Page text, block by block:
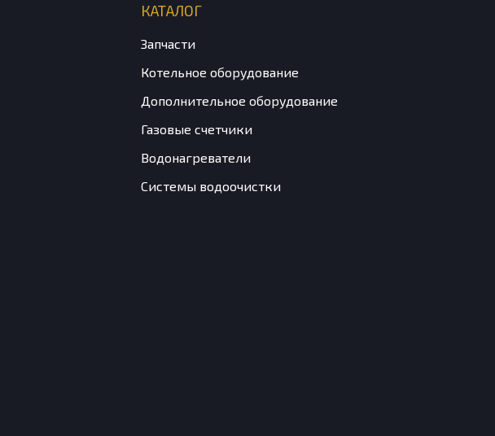
КАТАЛОГ
Запчасти
Котельное оборудование
Дополнительное оборудование
Газовые счетчики
Водонагреватели
Системы водоочистки